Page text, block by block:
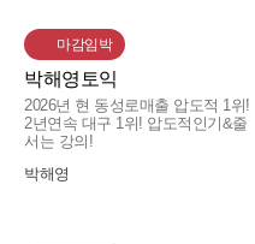
마감임박
박해영토익
2026년 현 동성로매출 압도적 1위!
2년연속 대구 1위! 압도적인기&줄
서는 강의!
박해영